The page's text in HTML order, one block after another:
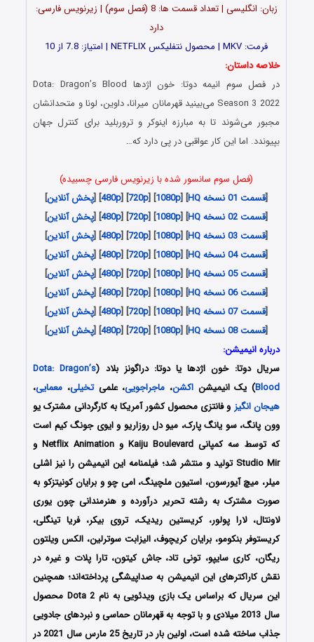
زبان: انگلیسی | تعداد قسمت ها: 8 (فصل سوم) | زیرنویس فارسی:
دارد
فرمت: MKV | محصول نتفلیکس NETFLIX | امتیاز: 7.8 از 10
خلاصه داستان:
در فصل سوم انیمه دوتا: خون اژدها Dota: Dragon’s Blood
Season 3 2022 می‌بینید قهرمانان میرانا، داوین، لونا و متحدانشان
مجبور می‌شوند تا به مبارزه اینوکر و تروربلید برای کنترل جهان
بپیوندد. اما این کار عواقبی در پی دارد که…
(فصل سوم سانسور شده با زیرنویس فارسی چسبیده)
[قسمت 01 نسخه HQ ] [
1080p
] [
720p
] [
480p
] [پخش آنلاین]
[قسمت 02 نسخه HQ ] [
1080p
] [
720p
] [
480p
] [پخش آنلاین]
[قسمت 03 نسخه HQ ] [
1080p
] [
720p
] [
480p
] [پخش آنلاین]
[قسمت 04 نسخه HQ ] [
1080p
] [
720p
] [
480p
] [پخش آنلاین]
[قسمت 05 نسخه HQ ] [
1080p
] [
720p
] [
480p
] [پخش آنلاین]
[قسمت 06 نسخه HQ ] [
1080p
] [
720p
] [
480p
] [پخش آنلاین]
[قسمت 07 نسخه HQ ] [
1080p
] [
720p
] [
480p
] [پخش آنلاین]
[قسمت 08 نسخه HQ ] [
1080p
] [
720p
] [
480p
] [پخش آنلاین]
درباره انیمیشن:
سریال دوتا: خون اژدها یا دوتا: دراگونز بلاد (Dota: Dragon’s
Blood) یک انیمیشناکشن، ماجراجویی، علمیتخیلی، معمایی،
هیجان انگیز و فانتزی محصول کشور آمریکا به کارگردانی مشترک یو
وون پانگ، سو یانگ پارک، میو دل روزاریو و ایوی جونگ کیم است
که توسط سه کمپانی Kaiju Boulevard و Netflix Animation و
Studio Mir تولید و منتشر شد؛ فیلمنامه این انیمیشن را نیز اشلی
میلر، میچ آیورسون، استیون ملچینگ، امی چو و برایان کونیتزکو به
صورت مشترک به رشته تحریر درآورده و هنرمندانی چون یوری
لاونتال، لارا پولور، کریستین ریدیک، تروی بیکر، فریا تینگلی،
کریستوفر بنکومو، برایان کریچوف، الیزابت سوترلین، الکس ویلتون
ریگان، کاری سایپو، تونی تاد، جاش کیتون، تارا پلات و غیره در
نقش کاراکترهای این انیمیشن به صداپیشگی پرداخته‌اند؛ همچنین
این سریال که براساس یک بازی ویدئویی به نام Dota 2 محصول
سال 2013 میلادی و با توجه به قهرمانان حماسی و نبردهای جادویی
جذاب ساخته شده است، اولین بار در تاریخ 25 مارس سال 2021 در